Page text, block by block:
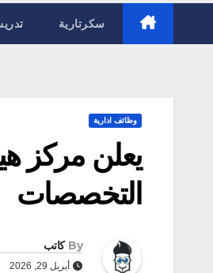
سكرتارية
وظائف ادارية
يعلن مركز
التخصصات
By كاتب
أبريل 29, 2026